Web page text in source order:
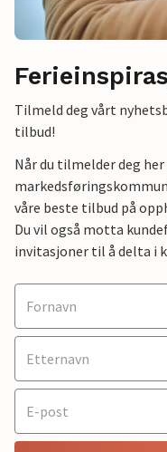
Tilmeld deg vårt
tilbud!
Når du tilmelder deg
våre beste tilbud på
Du vil også motta
invitasjoner til å delta i